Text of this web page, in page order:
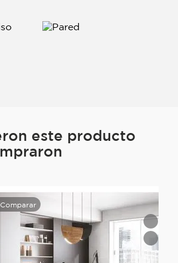
este producto
Comparar